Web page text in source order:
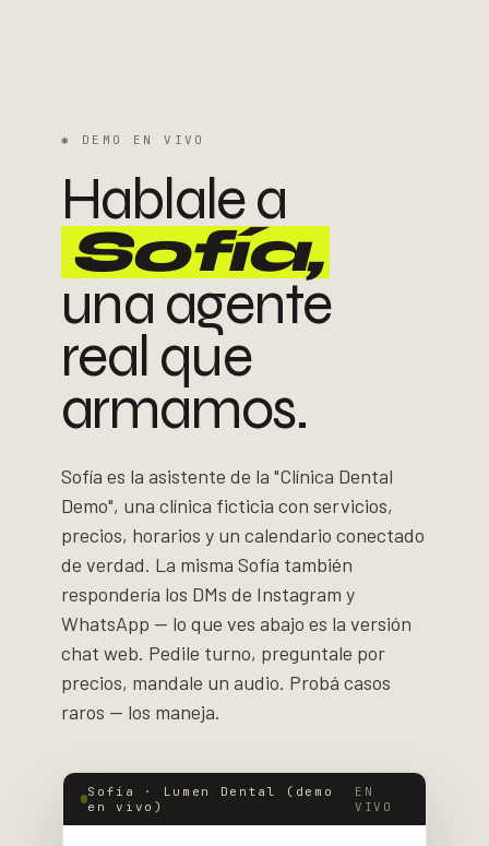
✱ DEMO EN VIVO
Hablale a
Sofía,
una agente
real que
armamos.
Sofía es la asistente de la "Clínica Dental
Demo", una clínica ficticia con servicios,
precios, horarios y un calendario conectado
de verdad. La misma Sofía también
respondería los DMs de Instagram y
WhatsApp — lo que ves abajo es la versión
chat web. Pedile turno, preguntale por
precios, mandale un audio. Probá casos
raros — los maneja.
Sofía · Lumen Dental (demo
en vivo)
EN
VIVO